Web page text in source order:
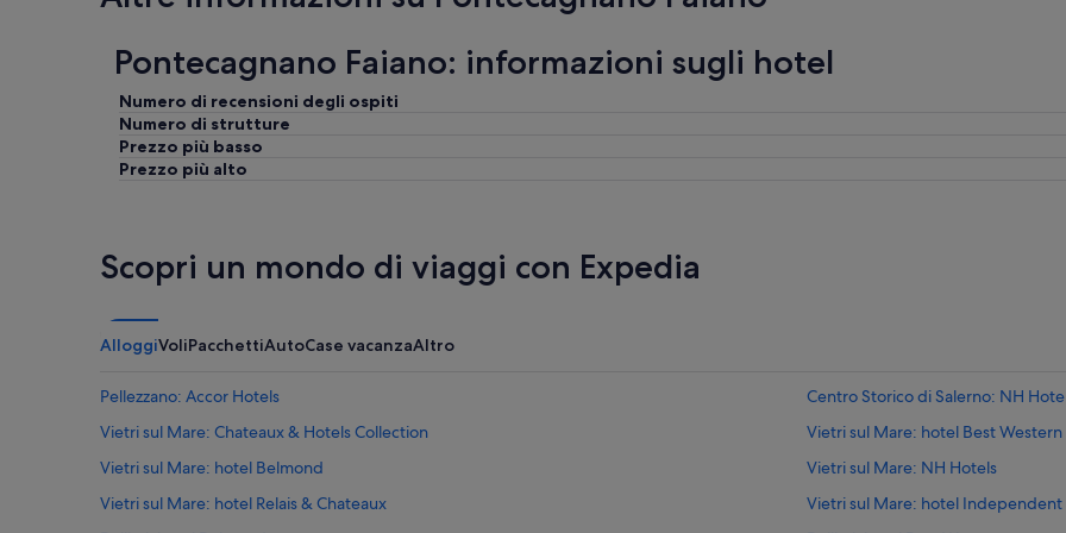
Pontecagnano Faiano: informazioni sugli hotel
Numero di recensioni degli ospiti
Numero di strutture
Prezzo più basso
Prezzo più alto
Scopri un mondo di viaggi con Expedia
AlloggiVoliPacchettiAutoCase vacanzaAltro
Pellezzano: Accor Hotels
Centro Storico di Salerno: NH
Vietri sul Mare: Chateaux & Hotels Collection
Vietri sul Mare: hotel Best Western
Vietri sul Mare: hotel Belmond
Vietri sul Mare: NH Hotels
Vietri sul Mare: hotel Relais & Chateaux
Vietri sul Mare: hotel Independent